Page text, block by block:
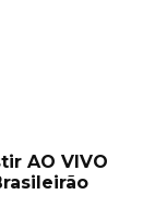
AO VIVO